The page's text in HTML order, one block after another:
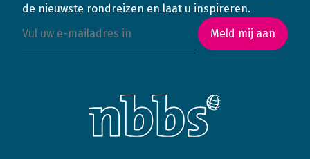
de nieuwste rondreizen en laat u inspireren.
Meld mij aan